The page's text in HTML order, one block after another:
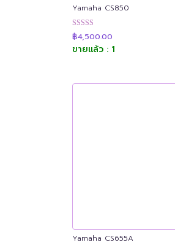
Yamaha CS850
ให้คะแนน
4.89
ตั้งแต่ 1-5
฿4,500.00
ขายแล้ว : 1
Yamaha CS655A